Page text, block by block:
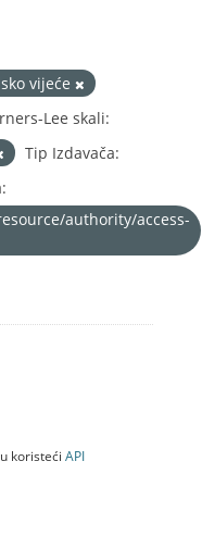
vijeće
Lee skali:
Tip Izdavača:
authority/access-
koristeći API